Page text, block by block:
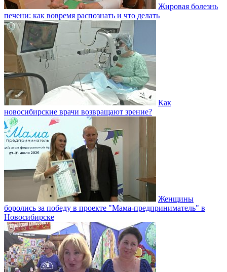
Жировая болезнь
печени: как вовремя распознать и что делать
Как
новосибирские врачи возвращают зрение?
Женщины
боролись за победу в проекте "Мама-предприниматель" в
Новосибирске